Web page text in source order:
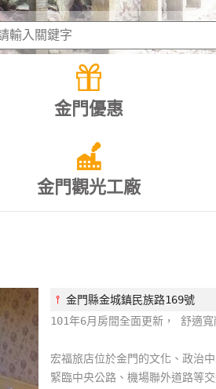
金門優惠
金門觀光工廠
⫯ 金門縣金城鎮民族路169號
101年6月房間全面更新， 舒適
宏福旅店位於金門的文化、政治中
緊臨中央公路、機場聯外道路等